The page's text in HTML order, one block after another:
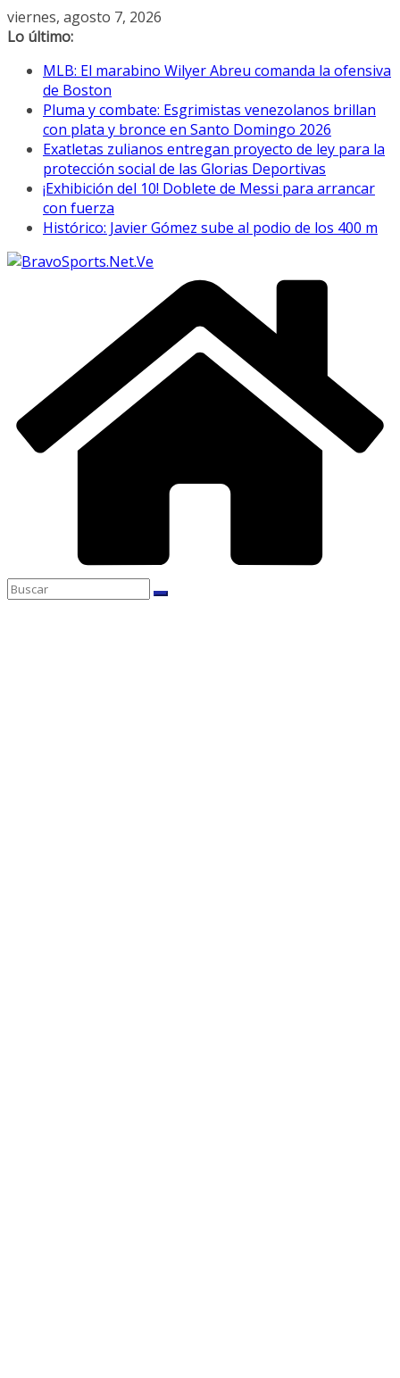
Saltar
al
viernes, agosto 7, 2026
Lo último:
MLB: El marabino Wilyer Abreu comanda la ofensiva
de Boston
Pluma y combate: Esgrimistas venezolanos brillan
con plata y bronce en Santo Domingo 2026
Exatletas zulianos entregan proyecto de ley para la
protección social de las Glorias Deportivas
¡Exhibición del 10! Doblete de Messi para arrancar
con fuerza
Histórico: Javier Gómez sube al podio de los 400 m